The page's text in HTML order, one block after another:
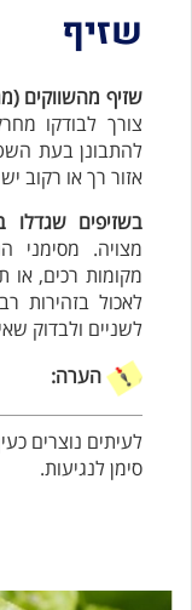
שזיף
שזיף מהשווקים
צורך לבודקו
להתבונן בעת
אזור רך או רקוב
בשזיפים שגדלו
מצויה. מסימני
מקומות רכים, או
לאכול בזהירות
לשניים ולבדוק
הערה:
לעיתים נוצרים
סימן לנגיעות.